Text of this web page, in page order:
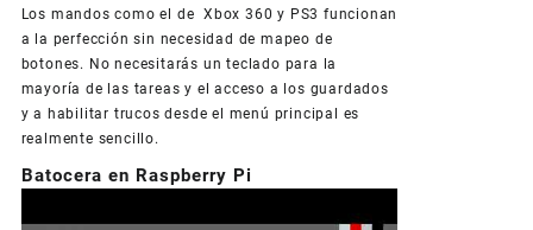
Los mandos como el de Xbox 360 y PS3 funcionan
a la perfección sin necesidad de mapeo de
botones. No necesitarás un teclado para la
mayoría de las tareas y el acceso a los guardados
y a habilitar trucos desde el menú principal es
realmente sencillo.
Batocera en Raspberry Pi